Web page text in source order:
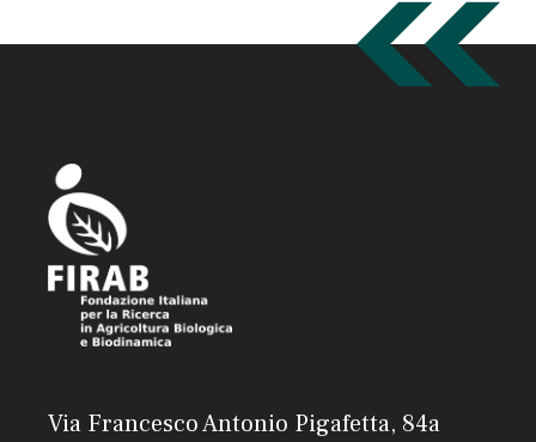
Via Francesco Antonio Pigafetta, 84a